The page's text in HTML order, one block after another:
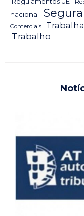
nacional
Comerciais
Trabalho